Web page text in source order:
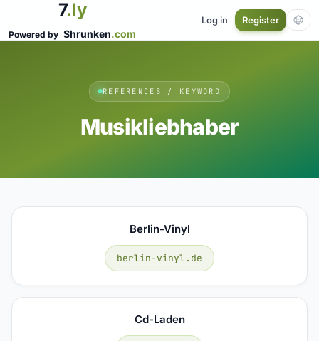
7.ly
Powered by Shrunken.com
Log in Register
REFERENCES / KEYWORD
Musikliebhaber
Berlin-Vinyl
berlin-vinyl.de
Cd-Laden